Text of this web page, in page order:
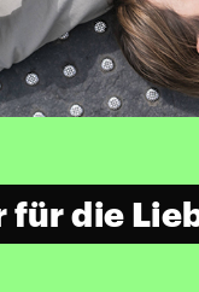
für die